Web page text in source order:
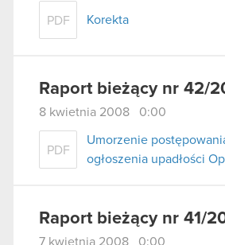
PDF Korekta
Raport bieżący nr 42/
8 kwietnia 2008 0:00
PDF
Umorzenie
ogłoszenia upadłości
Raport bieżący nr 41/
7 kwietnia 2008 0:00